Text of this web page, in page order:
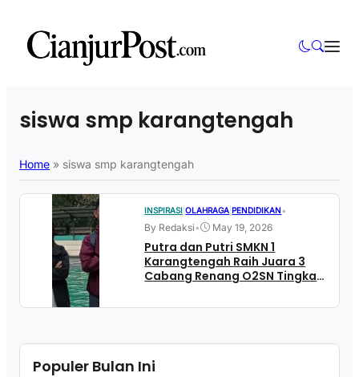
siswa smp karangtengah
Home » siswa smp karangtengah
INSPIRASI |OLAHRAGA PENDIDIKAN•
By Redaksi• May 19, 2026
Putra dan Putri SMKN 1
Karangtengah Raih Juara 3
Cabang Renang O2SN Tingkat
Populer Bulan Ini